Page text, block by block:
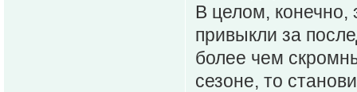
В целом, конечно,
привыкли за
более чем
сезоне, то